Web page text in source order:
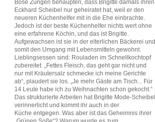
Böse Zungen behaupten, dass Brigitte damals ihren
Eckhard Scheibel nur geheiratet hat, weil er den
neueren Küchenhelfer mit in die Ehe einbrachte.
Jedoch ist der beste Küchenhelfer nichts wert ohne
eine erfahrene Köchin, und das ist Brigitte.
Aufgewachsen ist sie in der elterlichen Bäckerei und
somit den Umgang mit Lebensmitteln gewohnt.
Lieblingsessen sind: Rouladen im Schnellkochtopf
zubereitet. „Fettes Fleisch, das geht gar nicht und
nur mit Kräutersalz schmecke ich meine Gerichte
ab“, plaudert sie los. „Je mehr Gäste am Tisch... Für
14 Leute habe ich zu Weihnachten schon gekocht.“
Das strukturierte Arbeiten hat Brigitte Mode-Scheibel
verinnerlicht und kommt ihr auch in der
Küche entgegen. Was aber ist das Geheimnis ihrer